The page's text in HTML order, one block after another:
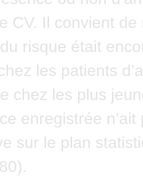
CV. Il convient
risque était
les patients
chez les plus
enregistrée n’ait
sur le plan